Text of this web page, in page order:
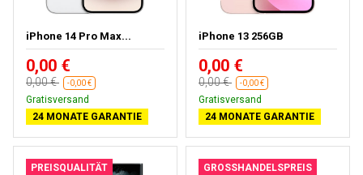
iPhone 14 Pro Max...
0,00 €
0,00 € -0,00 €
Gratisversand
24 MONATE GARANTIE
iPhone 13 256GB
0,00 €
0,00 € -0,00 €
Gratisversand
24 MONATE GARANTIE
PREISQUALITÄT GROSSHANDELSPREIS